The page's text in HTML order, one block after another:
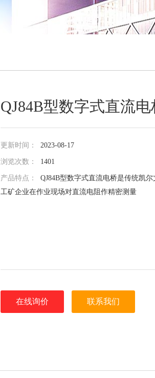
QJ84B型数字式直流电
更新时间： 2023-08-17
浏览次数： 1401
产品特点： QJ84B型数字式直流电桥是传统凯
工矿企业在作业现场对直流电阻作精密测量
在线询价 联系我们